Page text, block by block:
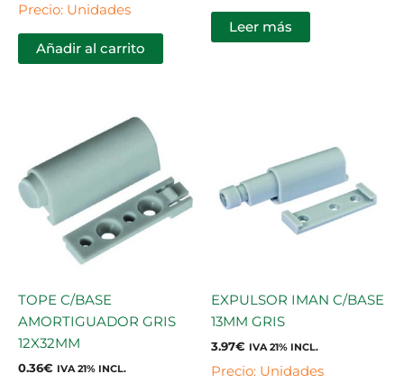
Precio: Unidades
Añadir al carrito
Leer más
TOPE C/BASE
AMORTIGUADOR GRIS
12X32MM
0.36€ IVA 21% INCL.
EXPULSOR IMAN C/BASE
13MM GRIS
3.97€ IVA 21% INCL.
Precio: Unidades